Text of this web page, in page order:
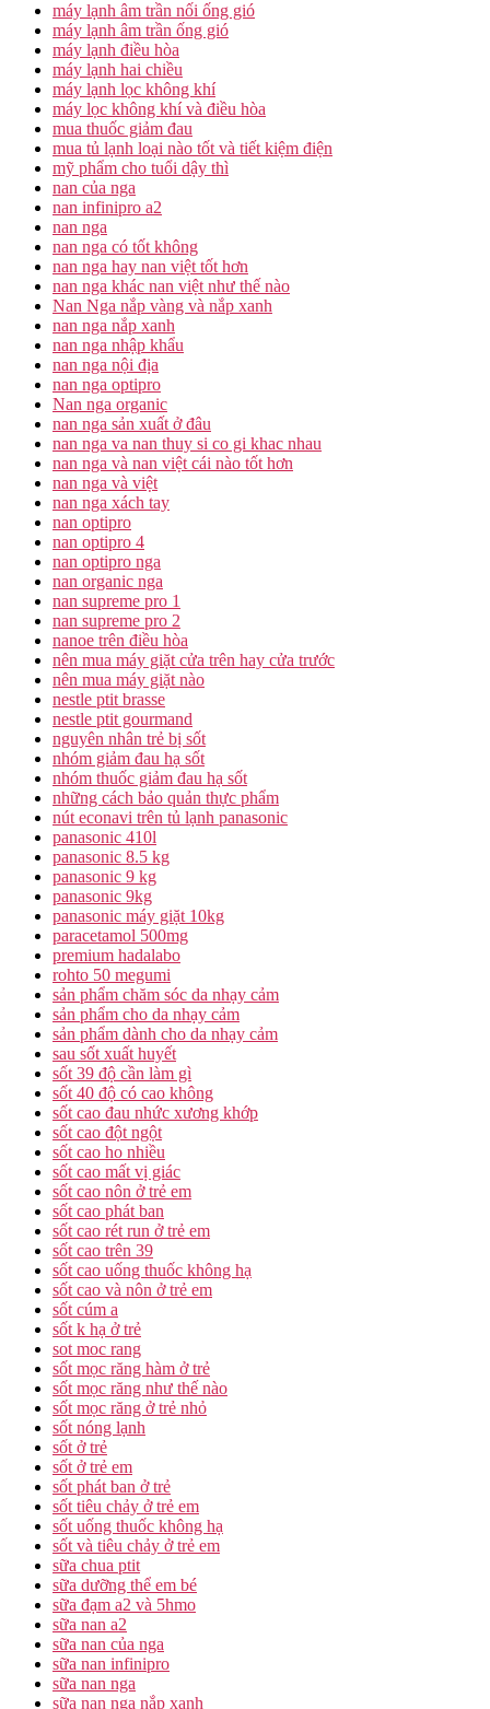
máy lạnh âm trần nối ống gió
máy lạnh âm trần ống gió
máy lạnh điều hòa
máy lạnh hai chiều
máy lạnh lọc không khí
máy lọc không khí và điều hòa
mua thuốc giảm đau
mua tủ lạnh loại nào tốt và tiết kiệm điện
mỹ phẩm cho tuổi dậy thì
nan của nga
nan infinipro a2
nan nga
nan nga có tốt không
nan nga hay nan việt tốt hơn
nan nga khác nan việt như thế nào
Nan Nga nắp vàng và nắp xanh
nan nga nắp xanh
nan nga nhập khẩu
nan nga nội địa
nan nga optipro
Nan nga organic
nan nga sản xuất ở đâu
nan nga va nan thuy si co gi khac nhau
nan nga và nan việt cái nào tốt hơn
nan nga và việt
nan nga xách tay
nan optipro
nan optipro 4
nan optipro nga
nan organic nga
nan supreme pro 1
nan supreme pro 2
nanoe trên điều hòa
nên mua máy giặt cửa trên hay cửa trước
nên mua máy giặt nào
nestle ptit brasse
nestle ptit gourmand
nguyên nhân trẻ bị sốt
nhóm giảm đau hạ sốt
nhóm thuốc giảm đau hạ sốt
những cách bảo quản thực phẩm
nút econavi trên tủ lạnh panasonic
panasonic 410l
panasonic 8.5 kg
panasonic 9 kg
panasonic 9kg
panasonic máy giặt 10kg
paracetamol 500mg
premium hadalabo
rohto 50 megumi
sản phẩm chăm sóc da nhạy cảm
sản phẩm cho da nhạy cảm
sản phẩm dành cho da nhạy cảm
sau sốt xuất huyết
sốt 39 độ cần làm gì
sốt 40 độ có cao không
sốt cao đau nhức xương khớp
sốt cao đột ngột
sốt cao ho nhiều
sốt cao mất vị giác
sốt cao nôn ở trẻ em
sốt cao phát ban
sốt cao rét run ở trẻ em
sốt cao trên 39
sốt cao uống thuốc không hạ
sốt cao và nôn ở trẻ em
sốt cúm a
sốt k hạ ở trẻ
sot moc rang
sốt mọc răng hàm ở trẻ
sốt mọc răng như thế nào
sốt mọc răng ở trẻ nhỏ
sốt nóng lạnh
sốt ở trẻ
sốt ở trẻ em
sốt phát ban ở trẻ
sốt tiêu chảy ở trẻ em
sốt uống thuốc không hạ
sốt và tiêu chảy ở trẻ em
sữa chua ptit
sữa dưỡng thể em bé
sữa đạm a2 và 5hmo
sữa nan a2
sữa nan của nga
sữa nan infinipro
sữa nan nga
sữa nan nga nắp xanh